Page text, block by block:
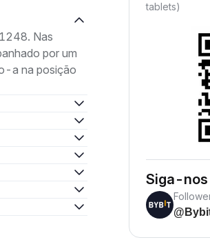
Nas
por um
a na posição
tablets)
Siga-nos